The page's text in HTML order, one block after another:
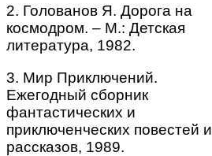
2. Голованов Я. Дорога на
космодром. – М.: Детская
литература, 1982.
3. Мир Приключений.
Ежегодный сборник
фантастических и
приключенческих повестей и
рассказов, 1989.